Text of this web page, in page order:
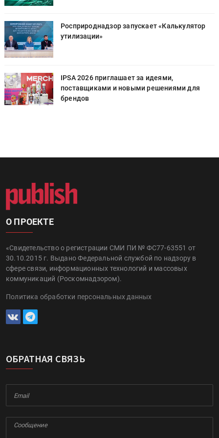
Росприроднадзор запускает «Калькулятор
утилизации»
IPSA 2026 приглашает за идеями,
поставщиками и новыми решениями для
брендов
О ПРОЕКТЕ
«Свидетельство о регистрации СМИ ПИ № ФС77-63551 от
30.10.2015 г. Выдано Федеральной службой по надзору в
сфере связи, информационных технологий и массовых
коммуникаций (Роскомнадзором).
Политика обработки персональных данных
ОБРАТНАЯ СВЯЗЬ